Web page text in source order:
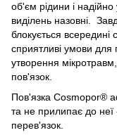
об'єм рідини і
виділень назовні.
блокується
сприятливі умови для
утворення
пов'язок.
Пов'язка Cosmopor®
та не прилипає до неї
перев'язок.